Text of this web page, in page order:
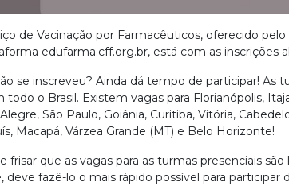
de Vacinação por Farmacêuticos, oferecido
edufarma.cff.org.br, está com as inscrições
se inscreveu? Ainda dá tempo de participar! As
todo o Brasil. Existem vagas para Florianópolis,
São Paulo, Goiânia, Curitiba, Vitória,
Macapá, Várzea Grande (MT) e Belo Horizonte!
que as vagas para as turmas presenciais
deve fazê-lo o mais rápido possível para participar